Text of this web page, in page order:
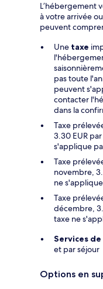
L’hébergement
à votre arrivée
peuvent
Une taxe
pas toute
peuvent
contacter
dans la
Taxe
3.30 EUR
s'applique
Taxe
novembre,
ne
Taxe
décembre,
taxe ne
Services
et par séjour
Options en